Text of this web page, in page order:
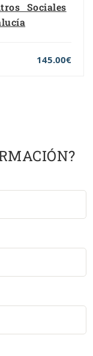
Sociales
145.00€